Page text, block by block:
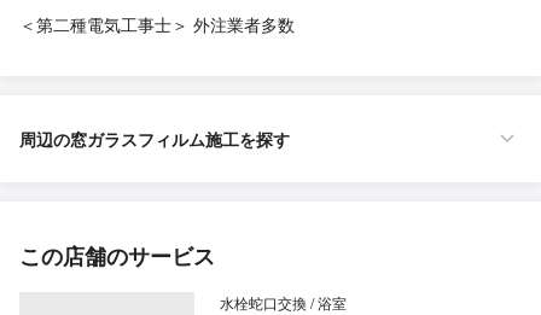
＜第二種電気工事士＞ 外注業者多数
周辺の窓ガラスフィルム施工を探す
この店舗のサービス
水栓蛇口交換 / 浴室